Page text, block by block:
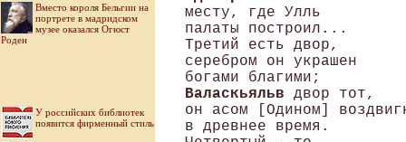
Вместо короля Бельгии на
портрете в мадридском
музее оказался Огюст
Роден
У российских библиотек
появится фирменный стиль
месту, где Улль
палаты построил...
Третий есть двор,
серебром он украшен
Валаскьяльв двор тот,
он асом [Одином]
в древнее время.